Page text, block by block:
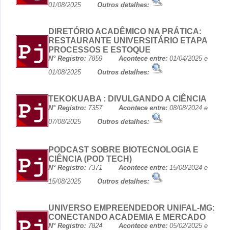
01/08/2025 Outros detalhes:
DIRETÓRIO ACADÊMICO NA PRÁTICA:
RESTAURANTE UNIVERSITÁRIO ETAPA
PROCESSOS E ESTOQUE
N° Registro: 7859 Acontece entre: 01/04/2025 e
01/08/2025 Outros detalhes:
TEKOKUABA : DIVULGANDO A CIÊNCIA
N° Registro: 7357 Acontece entre: 08/08/2024 e
07/08/2025 Outros detalhes:
PODCAST SOBRE BIOTECNOLOGIA E
CIÊNCIA (POD TECH)
N° Registro: 7371 Acontece entre: 15/08/2024 e
15/08/2025 Outros detalhes:
UNIVERSO EMPREENDEDOR UNIFAL-MG:
CONECTANDO ACADEMIA E MERCADO
N° Registro: 7824 Acontece entre: 05/02/2025 e